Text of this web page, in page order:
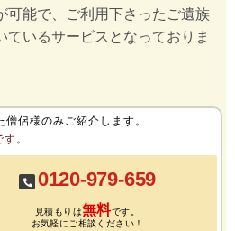
可能で、ご利用下さったご遺族
ているサービスとなっておりま
侶様のみご紹介します。
。
0120-979-659
見積もりは無料です。
お気軽にご相談ください！